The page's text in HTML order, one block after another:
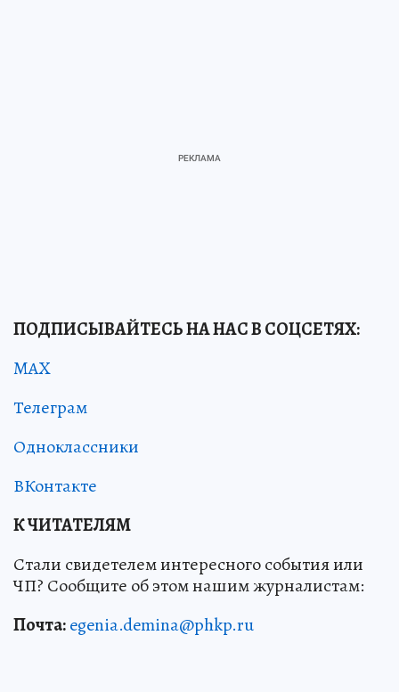
ПОДПИСЫВАЙТЕСЬ НА НАС В СОЦСЕТЯХ:
MAX
Телеграм
Одноклассники
ВКонтакте
К ЧИТАТЕЛЯМ
Стали свидетелем интересного события или
ЧП? Сообщите об этом нашим журналистам:
Почта:egenia.demina@phkp.ru